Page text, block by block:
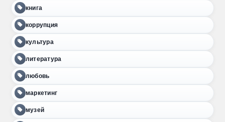
книга
коррупция
культура
литература
любовь
маркетинг
музей